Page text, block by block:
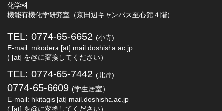
化学科
機能有機化学研究室（京田辺キャンパス至心館４階）
TEL: 0774-65-6652 (小寺)
E-mail: mkodera [at] mail.doshisha.ac.jp
( [at] を@に変換してください）
TEL: 0774-65-7442 (北岸)
0774-65-6609 (学生居室）
E-mail: hkitagis [at] mail.doshisha.ac.jp
( [at] を@に変換してください）